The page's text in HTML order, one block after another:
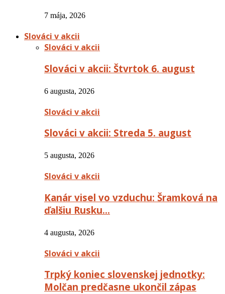
7 mája, 2026
Slováci v akcii
Slováci v akcii
Slováci v akcii: Štvrtok 6. august
6 augusta, 2026
Slováci v akcii
Slováci v akcii: Streda 5. august
5 augusta, 2026
Slováci v akcii
Kanár visel vo vzduchu: Šramková na
ďalšiu Rusku…
4 augusta, 2026
Slováci v akcii
Trpký koniec slovenskej jednotky:
Molčan predčasne ukončil zápas